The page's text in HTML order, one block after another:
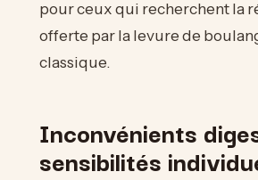
pour ceux qui recherchent la
offerte par la levure de
classique.
Inconvénients
sensibilités